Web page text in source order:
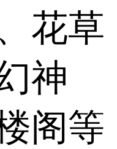
花草
神
阁等